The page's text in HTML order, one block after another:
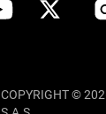
COPYRIGHT ©